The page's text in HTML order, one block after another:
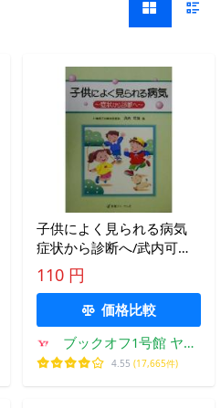
子供によく見られる病気
症状から診断へ/武内可尚
(編者)
110 円
価格比較
ブックオフ1号館 ヤフ
ーショッピング店
4.55 (17,665件)